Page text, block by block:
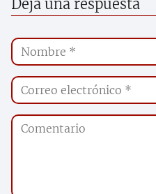
Deja una respuesta